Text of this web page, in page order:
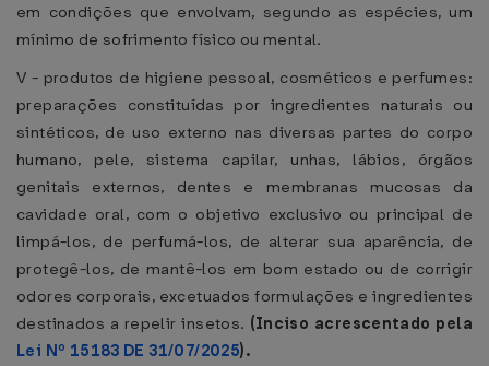
em condições que envolvam, segundo as espécies, um
mínimo de sofrimento físico ou mental.
V - produtos de higiene pessoal, cosméticos e perfumes:
preparações constituídas por ingredientes naturais ou
sintéticos, de uso externo nas diversas partes do corpo
humano, pele, sistema capilar, unhas, lábios, órgãos
genitais externos, dentes e membranas mucosas da
cavidade oral, com o objetivo exclusivo ou principal de
limpá-los, de perfumá-los, de alterar sua aparência, de
protegê-los, de mantê-los em bom estado ou de corrigir
odores corporais, excetuados formulações e ingredientes
destinados a repelir insetos. (Inciso acrescentado pela
Lei Nº 15183 DE 31/07/2025).